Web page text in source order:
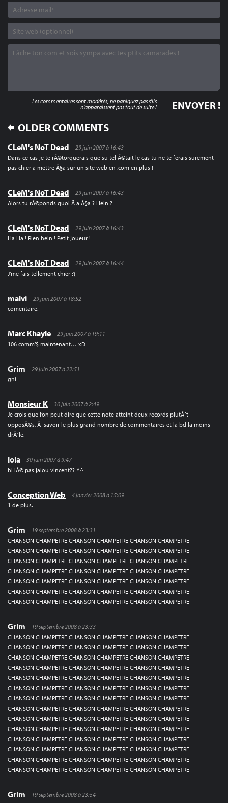
CLeM's NoT Dead
29 juin 2007 à 16:43
Dans ce cas je te rÃ©torquerais que su tel Ã©tait le cas tu ne te ferais surement
pas chier a mettre Ã§a sur un site web en .com en plus !
CLeM's NoT Dead
29 juin 2007 à 16:43
Alors tu rÃ©ponds quoi Ã a Ã§a ? Hein ?
CLeM's NoT Dead
29 juin 2007 à 16:43
Ha Ha ! Rien hein ! Petit joueur !
CLeM's NoT Dead
29 juin 2007 à 16:44
J’me fais tellement chier :'(
malvi
29 juin 2007 à 18:52
comentaire.
Marc Khayle
29 juin 2007 à 19:11
106 comm’$ maintenant… xD
Grim
29 juin 2007 à 22:51
gni
Monsieur K
30 juin 2007 à 2:49
Je crois que l’on peut dire que cette note atteint deux records plutÃ´t
opposÃ©s, Ã savoir le plus grand nombre de commentaires et la bd la moins
drÃ´le.
lola
30 juin 2007 à 9:47
hi lÃ© pas jalou vincent?? ^^
Conception Web
4 janvier 2008 à 15:09
1 de plus.
Grim
19 septembre 2008 à 23:31
CHANSON CHAMPETRE CHANSON CHAMPETRE CHANSON CHAMPETRE
CHANSON CHAMPETRE CHANSON CHAMPETRE CHANSON CHAMPETRE
CHANSON CHAMPETRE CHANSON CHAMPETRE CHANSON CHAMPETRE
CHANSON CHAMPETRE CHANSON CHAMPETRE CHANSON CHAMPETRE
CHANSON CHAMPETRE CHANSON CHAMPETRE CHANSON CHAMPETRE
CHANSON CHAMPETRE CHANSON CHAMPETRE CHANSON CHAMPETRE
CHANSON CHAMPETRE CHANSON CHAMPETRE CHANSON CHAMPETRE
Grim
19 septembre 2008 à 23:33
CHANSON CHAMPETRE CHANSON CHAMPETRE CHANSON CHAMPETRE
CHANSON CHAMPETRE CHANSON CHAMPETRE CHANSON CHAMPETRE
CHANSON CHAMPETRE CHANSON CHAMPETRE CHANSON CHAMPETRE
CHANSON CHAMPETRE CHANSON CHAMPETRE CHANSON CHAMPETRE
CHANSON CHAMPETRE CHANSON CHAMPETRE CHANSON CHAMPETRE
CHANSON CHAMPETRE CHANSON CHAMPETRE CHANSON CHAMPETRE
CHANSON CHAMPETRE CHANSON CHAMPETRE CHANSON CHAMPETRE
CHANSON CHAMPETRE CHANSON CHAMPETRE CHANSON CHAMPETRE
CHANSON CHAMPETRE CHANSON CHAMPETRE CHANSON CHAMPETRE
CHANSON CHAMPETRE CHANSON CHAMPETRE CHANSON CHAMPETRE
CHANSON CHAMPETRE CHANSON CHAMPETRE CHANSON CHAMPETRE
CHANSON CHAMPETRE CHANSON CHAMPETRE CHANSON CHAMPETRE
CHANSON CHAMPETRE CHANSON CHAMPETRE CHANSON CHAMPETRE
CHANSON CHAMPETRE CHANSON CHAMPETRE CHANSON CHAMPETRE
Grim
19 septembre 2008 à 23:54
COMMENT
NAVIGATION
OLDER COMMENTS
Les commentaires sont modérés, ne paniquez pas s'ils
n'apparaissent pas tout de suite !